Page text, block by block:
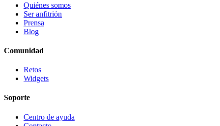
Quiénes somos
Ser anfitrión
Prensa
Blog
Comunidad
Retos
Widgets
Soporte
Centro de ayuda